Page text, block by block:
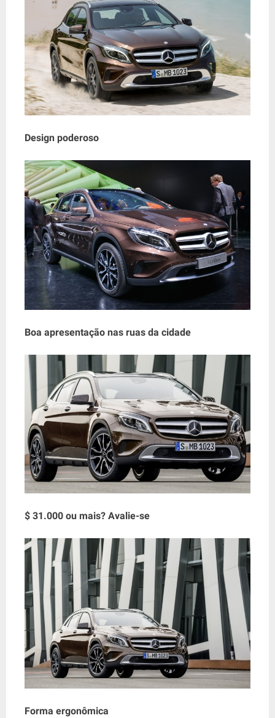
Design poderoso
Boa apresentação nas ruas da cidade
$ 31.000 ou mais? Avalie-se
Forma ergonômica